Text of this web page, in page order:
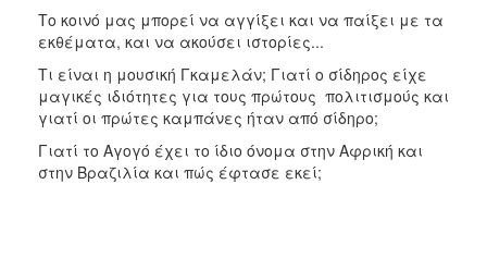
Το κοινό μας μπορεί να αγγίξει και να παίξει με τα
εκθέματα, και να ακούσει ιστορίες...
Τι είναι η μουσική Γκαμελάν; Γιατί ο σίδηρος είχε
μαγικές ιδιότητες για τους πρώτους πολιτισμούς και
γιατί οι πρώτες καμπάνες ήταν από σίδηρο;
Γιατί το Αγογό έχει το ίδιο όνομα στην Αφρική και
στην Βραζιλία και πώς έφτασε εκεί;